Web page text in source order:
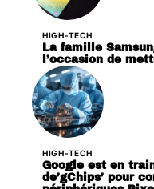
HIGH-TECH
La famille
l’occasion de
HIGH-TECH
Google est en
de’gChips’ pour